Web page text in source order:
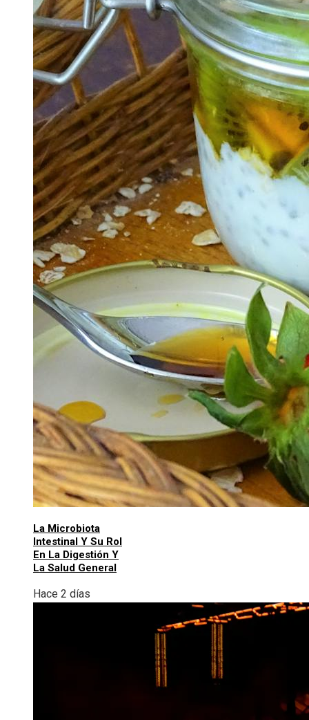
La Microbiota
Intestinal Y Su Rol
En La Digestión Y
La Salud General
Hace 2 días